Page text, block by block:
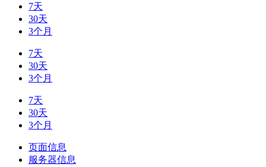
7天
30天
3个月
7天
30天
3个月
7天
30天
3个月
页面信息
服务器信息